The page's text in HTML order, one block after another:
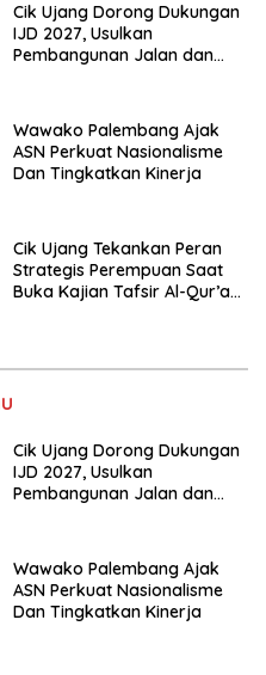
Cik Ujang Dorong Dukungan
IJD 2027, Usulkan
Pembangunan Jalan dan
Wawako Palembang Ajak
ASN Perkuat Nasionalisme
Dan Tingkatkan Kinerja
Cik Ujang Tekankan Peran
Strategis Perempuan Saat
Buka Kajian Tafsir Al-Qur’an
Cik Ujang Dorong Dukungan
IJD 2027, Usulkan
Pembangunan Jalan dan
Wawako Palembang Ajak
ASN Perkuat Nasionalisme
Dan Tingkatkan Kinerja